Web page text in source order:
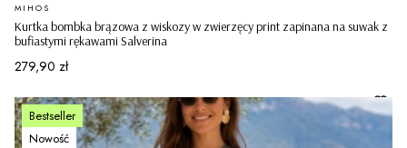
Kurtka bombka brązowa z wiskozy w zwierzęcy print zapinana na suwak z
bufiastymi rękawami Salverina
PRODUCENT
MIHOS
Cena
279,90 zł
Bestseller
Nowość